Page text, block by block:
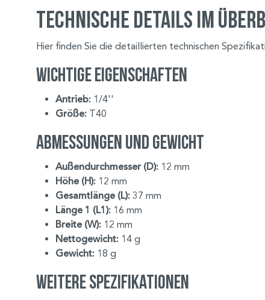
Technische Details im
Hier finden Sie die detaillierten technischen
Wichtige Eigenschaften
Antrieb: 1/4''
Größe: T40
Abmessungen und Gewicht
Außendurchmesser (D): 12 mm
Höhe (H): 12 mm
Gesamtlänge (L): 37 mm
Länge 1 (L1): 16 mm
Breite (W): 12 mm
Nettogewicht: 14 g
Gewicht: 18 g
Weitere Spezifikationen